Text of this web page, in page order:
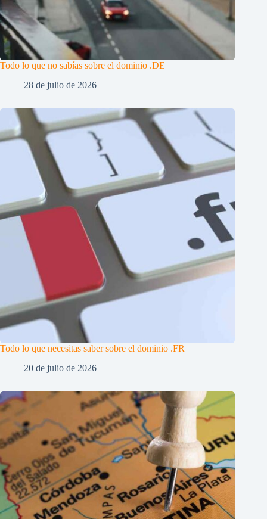
Todo lo que no sabías sobre el dominio .DE
28 de julio de 2026
Todo lo que necesitas saber sobre el dominio .FR
20 de julio de 2026